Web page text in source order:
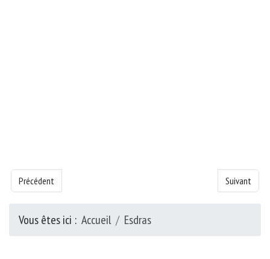
Article précédent : Livre de la Esdras - Chapitre 6
Précédent Article
Suivant
Vous êtes ici : Accueil Esdras